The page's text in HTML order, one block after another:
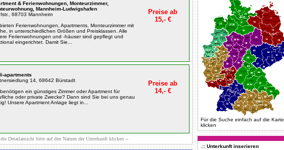
& Ferienwohnungen, Monteurzimmer,
Mannheim-Ludwigshafen
68703 Mannheim
Ferienwohnungen, Apartments, Monteurzimmer mit
in unterschiedlichen Größen und Preisklassen. Alle
Ferienwohnungen und -häuser sind gepflegt und
eingerichtet. Damit Sie...
Preise ab
15,- €
apartments
14, 68642 Bürstadt
ein günstiges Zimmer oder Apartment für
oder private Zwecke? Dann sind Sie bei uns genau
Unsere Apartment Anlage liegt in...
Preise ab
14,- €
Detailansicht bitte auf den Namen der Unterkunft klicken --
Für die Suche einfach auf die Karte
klicken
.:: Unterkunft inserieren